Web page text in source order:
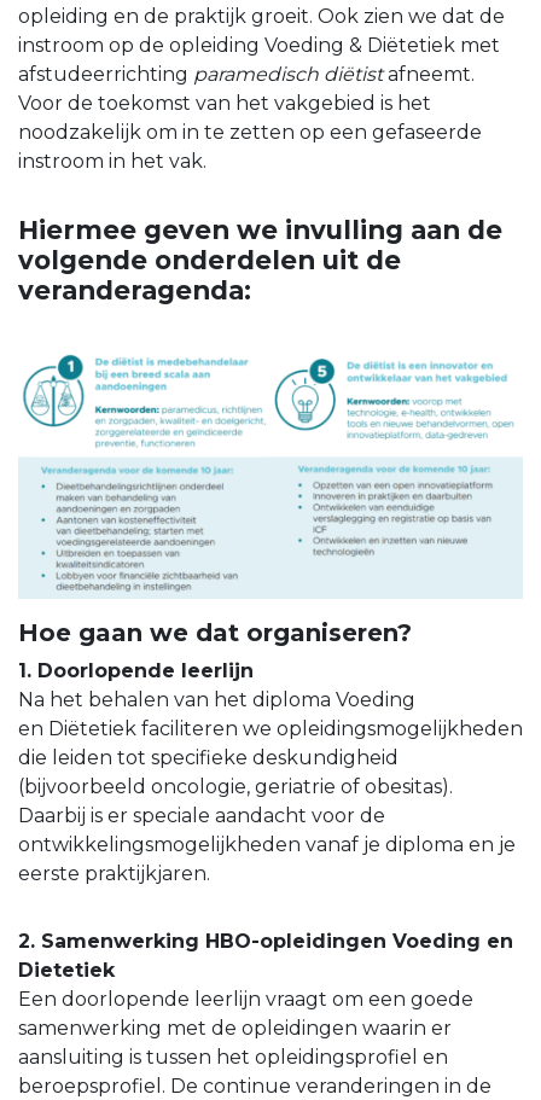
opleiding en de praktijk groeit. Ook zien we dat de
instroom op de opleiding Voeding & Diëtetiek met
afstudeerrichting paramedisch diëtistafneemt.
Voor de toekomst van het vakgebied is het
noodzakelijk om in te zetten op een gefaseerde
instroom in het vak.
Hiermee geven we invulling aan de
volgende onderdelen uit de
veranderagenda:
Hoe gaan we dat organiseren?
1. Doorlopende leerlijn
Na het behalen van het diploma Voeding
en Diëtetiek faciliteren we opleidingsmogelijkheden
die leiden tot specifieke deskundigheid
(bijvoorbeeld oncologie, geriatrie of obesitas).
Daarbij is er speciale aandacht voor de
ontwikkelingsmogelijkheden vanaf je diploma en je
eerste praktijkjaren.
2. Samenwerking HBO-opleidingen Voeding en
Dietetiek
Een doorlopende leerlijn vraagt om een goede
samenwerking met de opleidingen waarin er
aansluiting is tussen het opleidingsprofiel en
beroepsprofiel. De continue veranderingen in de